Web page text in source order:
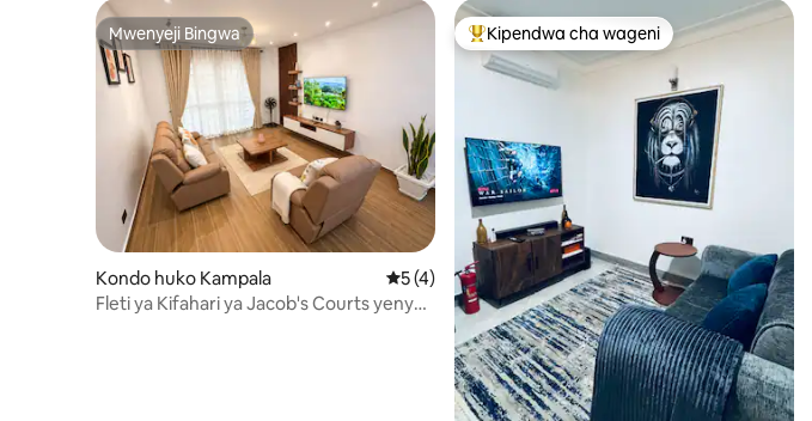
Mwenyeji Bingwa
Mwenyeji Bingwa
Kondo huko Kampala Ukadiriaji wa wastani wa 5 kati ya 5, tathmini 4
5 (4)
Fleti ya Kifahari ya Jacob's Courts yenye
Kipendwa maarufu cha wageni
Kipendwa cha wageni